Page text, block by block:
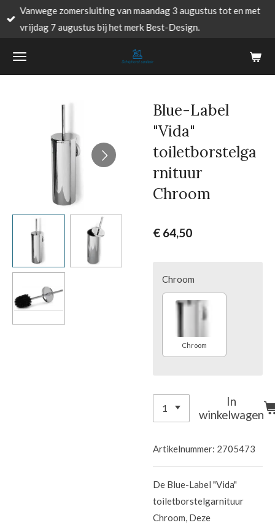
Ga
direct
de
Vanwege zomersluiting van maandag 3 augustus tot en met
vrijdag 7 augustus bij het merk Best-Design.
Blue-Label
"Vida"
toiletborstelga
rnituur
Chroom
€ 64,50
Chroom
Chroom
In
winkelwagen
Artikelnummer: 2705473
De Blue-Label "Vida"
toiletborstelgarnituur
Chroom, Deze